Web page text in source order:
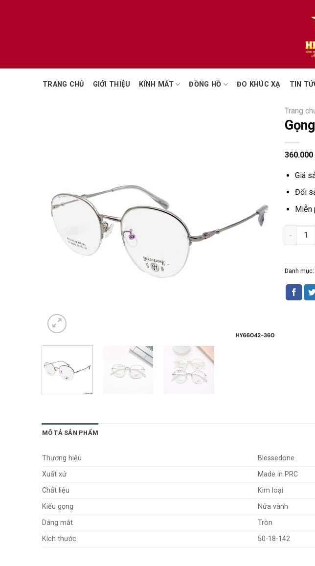
TRANG CHỦ GIỚI THIỆU KÍNH MÁT ĐỒNG HỒ ĐO KHÚC XẠ TIN
Trang
360.000
Giá
Đổi
Miễn
Gọng
Danh
MÔ TẢ SẢN PHẨM
Thương hiệu
Blessedone
Xuất xứ
Made in PRC
Chất liệu
Kim loại
Kiểu gọng
Nửa vành
Dáng mắt
Tròn
Kích thước
50-18-142